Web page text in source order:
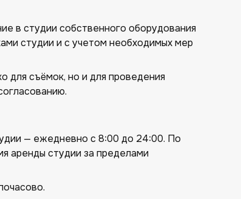
в студии собственного оборудования
студии и с учетом необходимых мер
для съёмок, но и для проведения
— ежедневно с 8:00 до 24:00. По
аренды студии за пределами